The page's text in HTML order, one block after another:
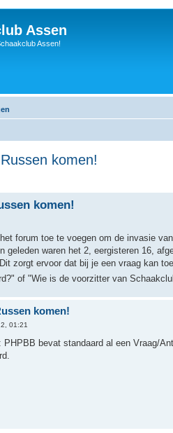
Assen
Assen!
komen!
komen!
forum toe te voegen om de invasie
geleden waren het 2, eergisteren 16,
zorgt ervoor dat bij je een vraag kan
of "Wie is de voorzitter van
komen!
01:21
bevat standaard al een Vraag/